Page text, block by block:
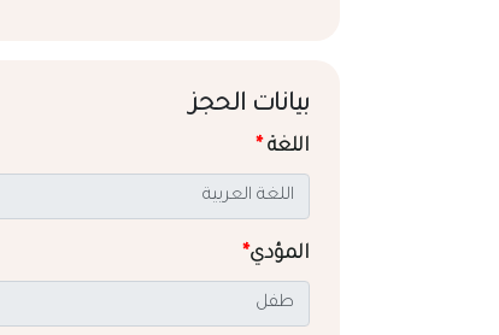
بيانات الحجز
اللغة*
المؤدي*